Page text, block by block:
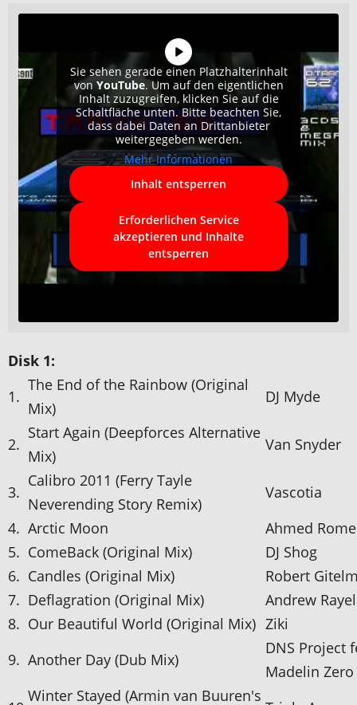
Sie sehen gerade einen Platzhalterinhalt
vonYouTube. Um auf den eigentlichen
Inhalt zuzugreifen, klicken Sie auf die
Schaltfläche unten. Bitte beachten Sie,
dass dabei Daten an Drittanbieter
weitergegeben werden.
Mehr Informationen
Inhalt entsperren
Erforderlichen Service
akzeptieren und Inhalte
entsperren
Disk 1:
1.
The End of the Rainbow (Original
Mix)
DJ Myde
2.
Start Again (Deepforces Alternative
Mix)
Van Snyder
3.
Calibro 2011 (Ferry Tayle
Neverending Story Remix)
Vascotia
4. Arctic Moon
Ahmed
5. ComeBack (Original Mix)
DJ Shog
6. Candles (Original Mix)
Robert
7. Deflagration (Original Mix)
Andrew Rayel
8. Our Beautiful World (Original Mix) Ziki
9. Another Day (Dub Mix)
DNS Project
Madelin Zero
Winter Stayed (Armin van Buuren's